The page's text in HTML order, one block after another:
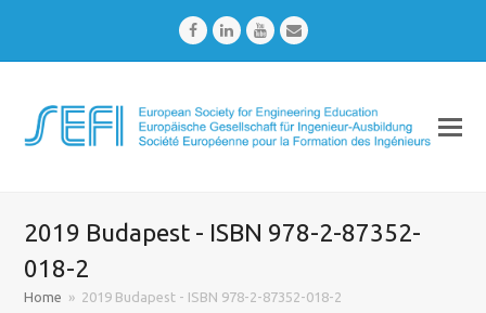
FacebookLinkedInYoutubeEmail
2019 Budapest - ISBN 978-2-87352-
018-2
Home » 2019 Budapest - ISBN 978-2-87352-018-2